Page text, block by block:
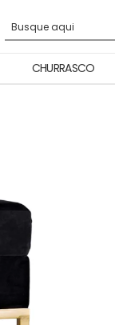
CHURRASCO